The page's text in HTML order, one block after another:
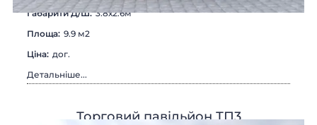
Габарити Д/Ш: 3.8х2.6м
Площа: 9.9 м2
Цiна: дог.
Детальніше...
Торговий павільйон ТП3